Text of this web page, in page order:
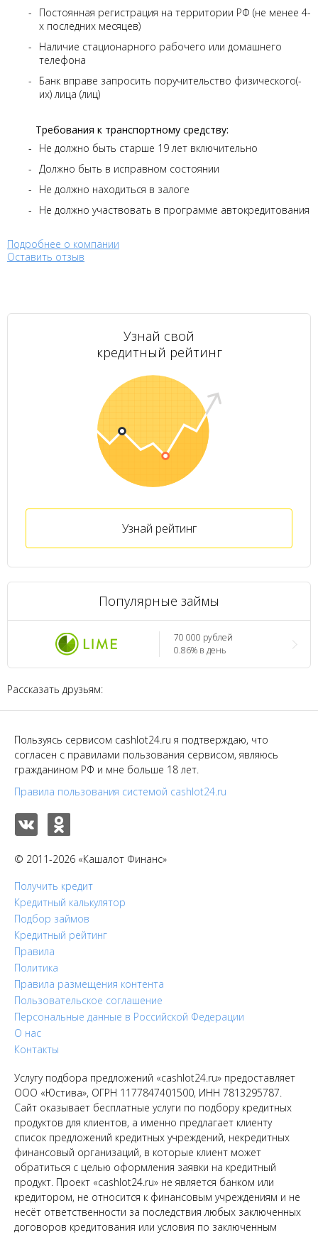
Постоянная регистрация на территории РФ (не менее 4-
х последних месяцев)
Наличие стационарного рабочего или домашнего
телефона
Банк вправе запросить поручительство физического(-
их) лица (лиц)
Требования к транспортному средству:
Не должно быть старше 19 лет включительно
Должно быть в исправном состоянии
Не должно находиться в залоге
Не должно участвовать в программе автокредитования
Подробнее о компании
Оставить отзыв
Узнай свой
кредитный рейтинг
Узнай рейтинг
Популярные займы
70 000 рублей
0.86% в день
Рассказать друзьям:
Пользуясь сервисом cashlot24.ru я подтверждаю, что
согласен с правилами пользования сервисом, являюсь
гражданином РФ и мне больше 18 лет.
Правила пользования системой cashlot24.ru
© 2011-2026 «Кашалот Финанс»
Получить кредит
Кредитный калькулятор
Подбор займов
Кредитный рейтинг
Правила
Политика
Правила размещения контента
Пользовательское соглашение
Персональные данные в Российской Федерации
О нас
Контакты
Услугу подбора предложений «cashlot24.ru» предоставляет
ООО «Юстива», ОГРН 1177847401500, ИНН 7813295787.
Сайт оказывает бесплатные услуги по подбору кредитных
продуктов для клиентов, а именно предлагает клиенту
список предложений кредитных учреждений, некредитных
финансовый организаций, в которые клиент может
обратиться с целью оформления заявки на кредитный
продукт. Проект «cashlot24.ru» не является банком или
кредитором, не относится к финансовым учреждениям и не
несёт ответственности за последствия любых заключенных
договоров кредитования или условия по заключенным